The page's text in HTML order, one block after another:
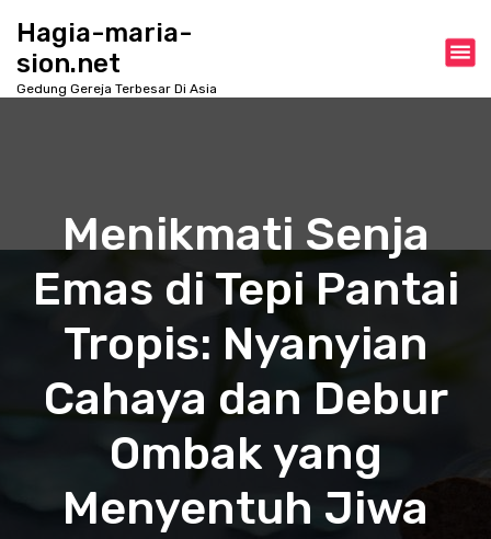
e
Hagia-maria-
sion.net
Gedung Gereja Terbesar Di Asia
Menikmati Senja
Emas di Tepi Pantai
Tropis: Nyanyian
Cahaya dan Debur
Ombak yang
Menyentuh Jiwa